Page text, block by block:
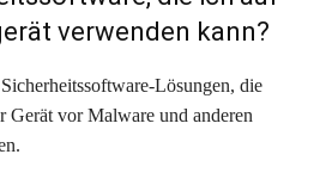
verwenden kann?
Lösungen, die
Gerät vor Malware und anderen